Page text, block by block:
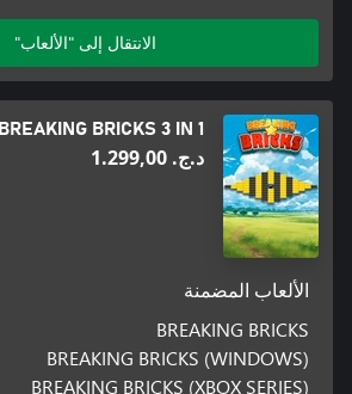
الانتقال إلى "الألعاب"
BREAKING BRICKS 3 IN 1
د.ج.‏ 1.299,00
الألعاب المضمنة
BREAKING BRICKS
BREAKING BRICKS (WINDOWS)
BREAKING BRICKS (XBOX SERIES)